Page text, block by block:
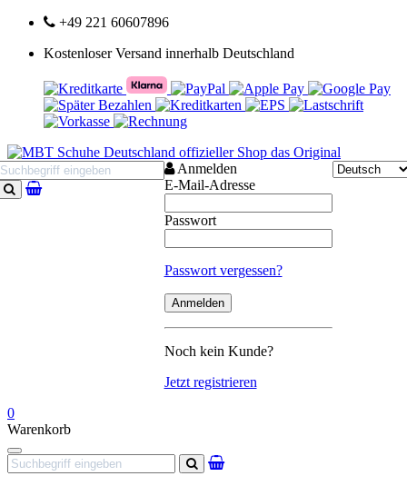
+49 221 60607896
Kostenloser Versand innerhalb Deutschland
Suchen
Anmelden
E-Mail-Adresse
Passwort
Passwort vergessen?
Noch kein Kunde?
Jetzt registrieren
0
Warenkorb
Navigation
Suchen